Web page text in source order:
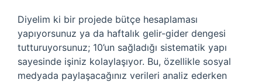
Diyelim ki bir projede bütçe hesaplaması
yapıyorsunuz ya da haftalık gelir-gider dengesi
tutturuyorsunuz; 10’un sağladığı sistematik yapı
sayesinde işiniz kolaylaşıyor. Bu, özellikle sosyal
medyada paylaşacağınız verileri analiz ederken